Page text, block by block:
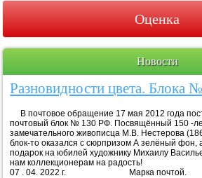
Оценка
Новости
Разновидности цвета. Блока
В почтовое обращение 17 мая 2012 года
почтовый блок № 130 РФ. Посвящённый 150 -
замечательного живописца М.В. Нестерова
блок-то оказался с сюрпризом А зелёный
подарок на юбилей художнику Михаилу
нам коллекционерам
07 . 04. 2022 г. Марка почтой.